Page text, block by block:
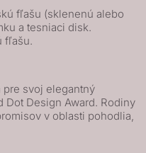
fľašu (sklenenú alebo
a tesniaci disk.
fľašu.
pre svoj elegantný
Dot Design Award. Rodiny
v oblasti pohodlia,